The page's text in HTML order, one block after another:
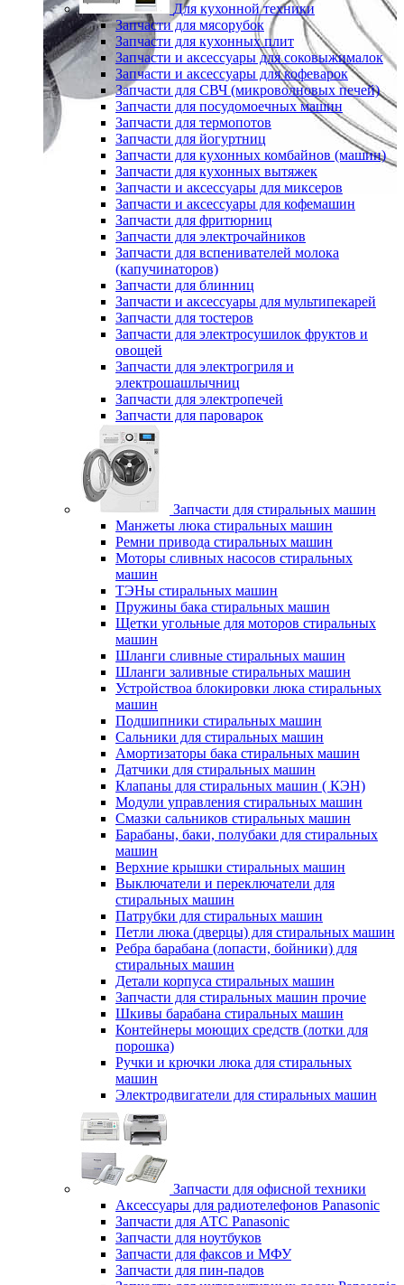
Для кухонной техники
Запчасти для мясорубок
Запчасти для кухонных плит
Запчасти и аксессуары для соковыжималок
Запчасти и аксессуары для кофеварок
Запчасти для СВЧ (микроволновых печей)
Запчасти для посудомоечных машин
Запчасти для термопотов
Запчасти для йогуртниц
Запчасти для кухонных комбайнов (машин)
Запчасти для кухонных вытяжек
Запчасти и аксессуары для миксеров
Запчасти и аксессуары для кофемашин
Запчасти для фритюрниц
Запчасти для электрочайников
Запчасти для вспенивателей молока
(капучинаторов)
Запчасти для блинниц
Запчасти и аксессуары для мультипекарей
Запчасти для тостеров
Запчасти для электросушилок фруктов и
овощей
Запчасти для электрогриля и
электрошашлычниц
Запчасти для электропечей
Запчасти для пароварок
Запчасти для стиральных машин
Манжеты люка стиральных машин
Ремни привода стиральных машин
Моторы сливных насосов стиральных
машин
ТЭНы стиральных машин
Пружины бака стиральных машин
Щетки угольные для моторов стиральных
машин
Шланги сливные стиральных машин
Шланги заливные стиральных машин
Устройствоа блокировки люка стиральных
машин
Подшипники стиральных машин
Сальники для стиральных машин
Амортизаторы бака стиральных машин
Датчики для стиральных машин
Клапаны для стиральных машин ( КЭН)
Модули управления стиральных машин
Смазки сальников стиральных машин
Барабаны, баки, полубаки для стиральных
машин
Верхние крышки стиральных машин
Выключатели и переключатели для
стиральных машин
Патрубки для стиральных машин
Петли люка (дверцы) для стиральных машин
Ребра барабана (лопасти, бойники) для
стиральных машин
Детали корпуса стиральных машин
Запчасти для стиральных машин прочие
Шкивы барабана стиральных машин
Контейнеры моющих средств (лотки для
порошка)
Ручки и крючки люка для стиральных
машин
Электродвигатели для стиральных машин
Запчасти для офисной техники
Аксессуары для радиотелефонов Panasonic
Запчасти для АТС Panasonic
Запчасти для ноутбуков
Запчасти для факсов и МФУ
Запчасти для пин-падов